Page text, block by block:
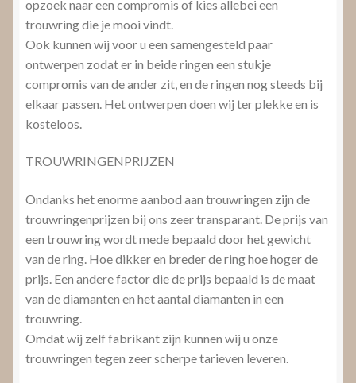
opzoek naar een compromis of kies allebei een
trouwring die je mooi vindt.
Ook kunnen wij voor u een samengesteld paar
ontwerpen zodat er in beide ringen een stukje
compromis van de ander zit, en de ringen nog steeds bij
elkaar passen. Het ontwerpen doen wij ter plekke en is
kosteloos.
TROUWRINGENPRIJZEN
Ondanks het enorme aanbod aan trouwringen zijn de
trouwringenprijzen bij ons zeer transparant. De prijs van
een trouwring wordt mede bepaald door het gewicht
van de ring. Hoe dikker en breder de ring hoe hoger de
prijs. Een andere factor die de prijs bepaald is de maat
van de diamanten en het aantal diamanten in een
trouwring.
Omdat wij zelf fabrikant zijn kunnen wij u onze
trouwringen tegen zeer scherpe tarieven leveren.